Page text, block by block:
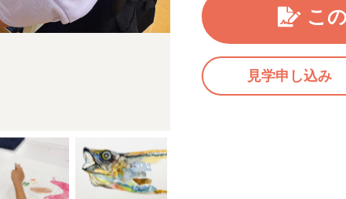
こ
見学申し込み